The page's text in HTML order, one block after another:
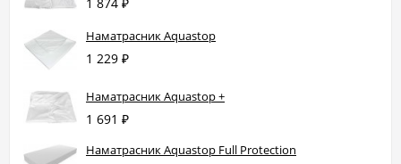
1 874 ₽
Наматрасник Aquastop
1 229 ₽
Наматрасник Aquastop +
1 691 ₽
Наматрасник Aquastop Full Protection